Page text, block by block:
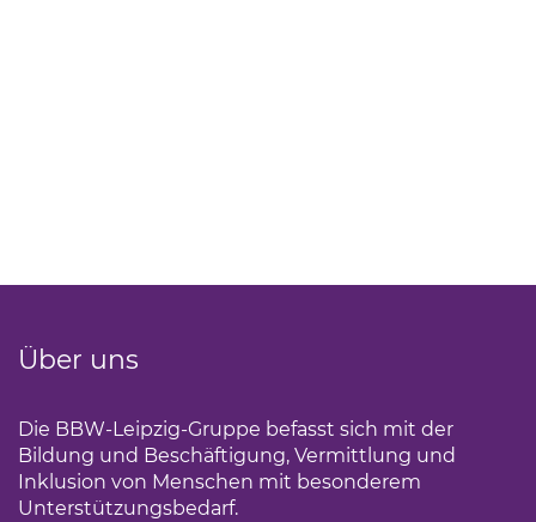
Über uns
Die BBW-Leipzig-Gruppe befasst sich mit der
Bildung und Beschäftigung, Vermittlung und
Inklusion von Menschen mit besonderem
Unterstützungsbedarf.